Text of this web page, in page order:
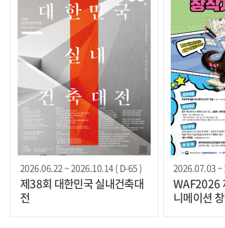
2026.06.22 ~ 2026.10.14 ( D-65 )
제38회 대한민국 실내건축대
전
2026.07.03 ~
WAF2026
니메이션